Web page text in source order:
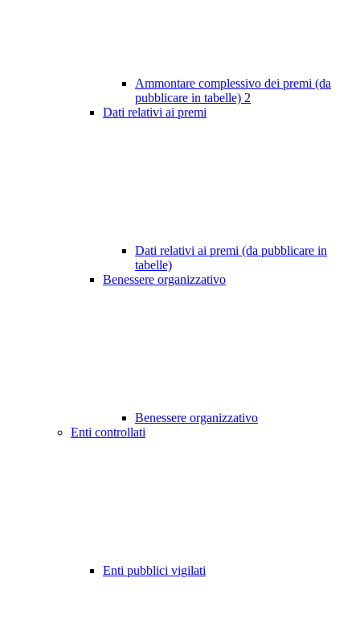
Ammontare complessivo dei premi (da
pubblicare in tabelle) 2
Dati relativi ai premi
Dati relativi ai premi (da pubblicare in
tabelle)
Benessere organizzativo
Benessere organizzativo
Enti controllati
Enti pubblici vigilati